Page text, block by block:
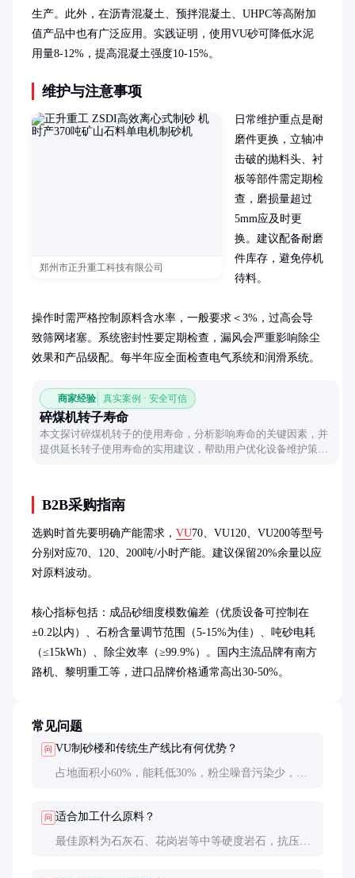
生产。此外，在沥青混凝土、预拌混凝土、UHPC等高附加
值产品中也有广泛应用。实践证明，使用VU砂可降低水泥
用量8-12%，提高混凝土强度10-15%。
维护与注意事项
郑州市正升重工科技有限公司
日常维护重点是耐
磨件更换，立轴冲
击破的抛料头、衬
板等部件需定期检
查，磨损量超过
5mm应及时更
换。建议配备耐磨
件库存，避免停机
待料。
操作时需严格控制原料含水率，一般要求＜3%，过高会导
致筛网堵塞。系统密封性要定期检查，漏风会严重影响除尘
效果和产品级配。每半年应全面检查电气系统和润滑系统。
商家经验 真实案例 · 安全可信
碎煤机转子寿命
本文探讨碎煤机转子的使用寿命，分析影响寿命的关键因素，并
提供延长转子使用寿命的实用建议，帮助用户优化设备维护策
B2B采购指南
选购时首先要明确产能需求， VU70、VU120、VU200等型号
分别对应70、120、200吨/小时产能。建议保留20%余量以应
对原料波动。
核心指标包括：成品砂细度模数偏差（优质设备可控制在
±0.2以内）、石粉含量调节范围（5-15%为佳）、吨砂电耗
（≤15kWh）、除尘效率（≥99.9%）。国内主流品牌有南方
路机、黎明重工等，进口品牌价格通常高出30-50%。
常见问题
问 VU制砂楼和传统生产线比有何优势？
占地面积小60%，能耗低30%，粉尘噪音污染少，成
问 适合加工什么原料？
最佳原料为石灰石、花岗岩等中等硬度岩石，抗压强